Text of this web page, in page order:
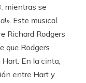
mientras se
Este musical
Richard Rodgers
que Rodgers
En la cinta,
entre Hart y